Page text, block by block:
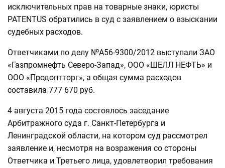
исключительных прав на товарные знаки, юристы
PATENTUS обратились в суд с заявлением о взыскании
судебных расходов.
Ответчиками по делу №А56-9300/2012 выступали ЗАО
«Газпромнефть Северо-Запад», ООО «ШЕЛЛ НЕФТЬ» и
ООО «Продоптторг», а общая сумма расходов
составила 777 670 руб.
4 августа 2015 года состоялось заседание
Арбитражного суда г. Санкт-Петербурга и
Ленинградской области, на котором суд рассмотрел
заявление и, несмотря на возражения со стороны
Ответчика и Третьего лица, удовлетворил требования